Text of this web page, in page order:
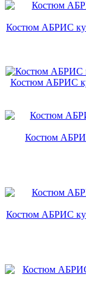
Костюм АБРИС
Костюм АБРИС
Костюм
Костюм АБРИС